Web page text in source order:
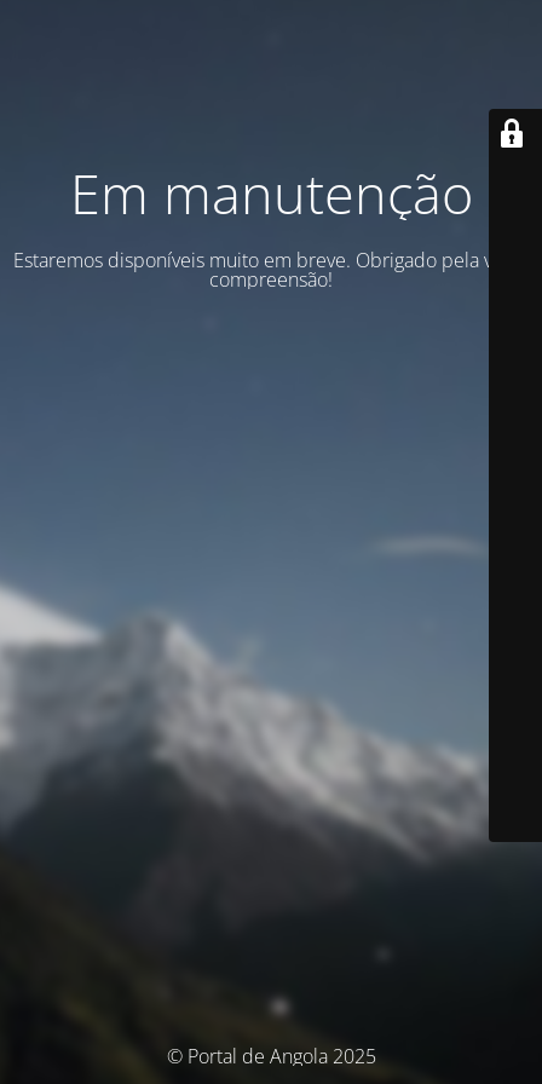
Em manutenção
Estaremos disponíveis muito em breve. Obrigado pela vossa
compreensão!
© Portal de Angola 2025